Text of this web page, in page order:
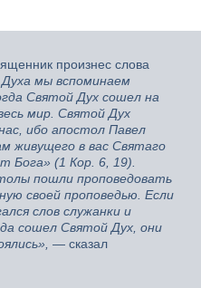
произнес слова
мы вспоминаем
Святой Дух сошел на
мир. Святой Дух
ибо апостол Павел
живущего в вас Святаго
Бога» (1 Кор. 6, 19).
пошли проповедовать
своей проповедью. Если
слов служанки и
сошел Святой Дух, они
— сказал